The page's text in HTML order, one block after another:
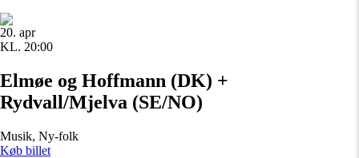
20. apr
KL. 20:00
Elmøe og Hoffmann (DK) +
Rydvall/Mjelva (SE/NO)
Musik, Ny-folk
Køb billet